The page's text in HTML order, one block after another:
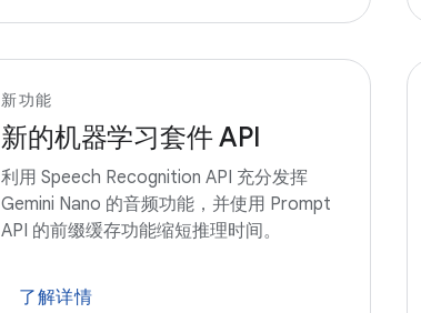
新功能
新的机器学习套件 API
利用 Speech Recognition API 充分发挥
Gemini Nano 的音频功能，并使用 Prompt
API 的前缀缓存功能缩短推理时间。
了解详情